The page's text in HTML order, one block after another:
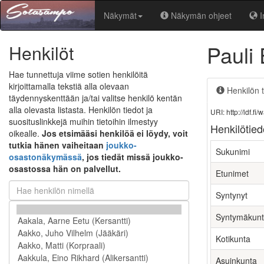
Näkymät Näkymän ohjeet
Henkilöt
Hae tunnettuja viime sotien henkilöitä
kirjoittamalla tekstiä alla olevaan
täydennyskenttään ja/tai valitse henkilö kentän
alla olevasta listasta. Henkilön tiedot ja
suosituslinkkejä muihin tietoihin ilmestyy
oikealle. Jos etsimääsi henkilöä ei löydy, voit
tutkia hänen vaiheitaan joukko-
osastonäkymässä, jos tiedät missä joukko-
osastossa hän on palvellut.
Pauli
Henkilön
URI: http://ldf.fi/
Sukunimi
Etunimet
Syntynyt
Kotikunta
Asuinkunta